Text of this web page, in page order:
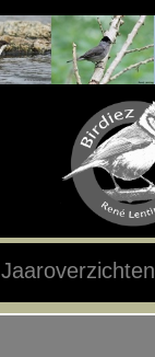
Jaaroverzichten